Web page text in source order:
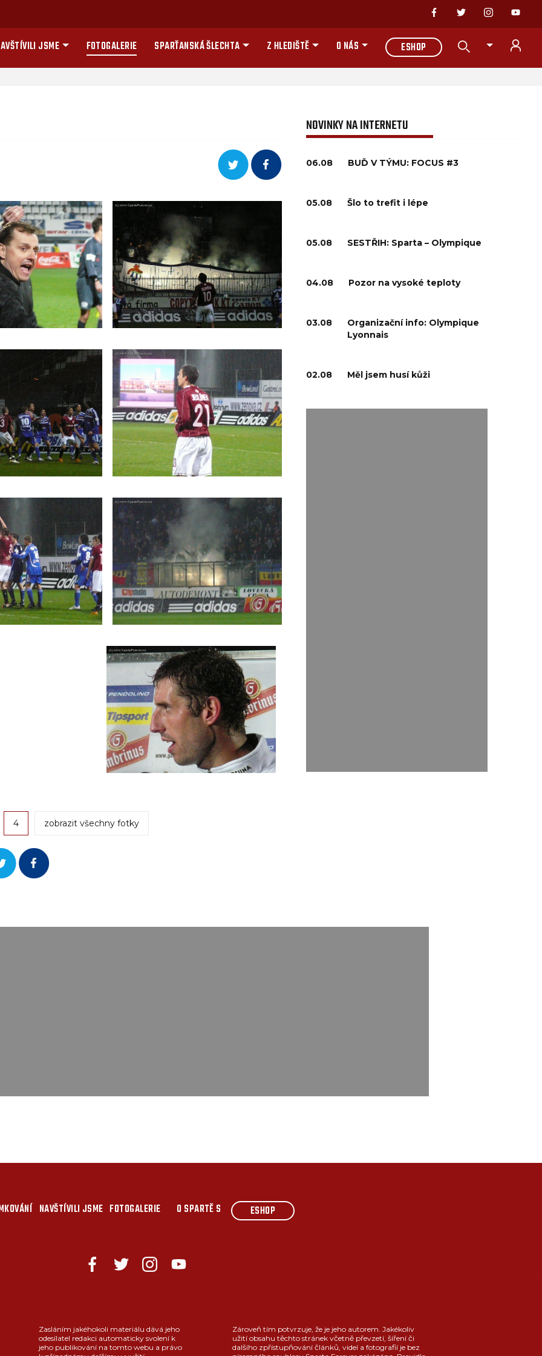
JSME FOTOGALERIE SPARŤANSKÁ ŠLECHTA Z HLEDIŠTĚ O NÁS ESHOP
4 zobrazit všechny fotky
NOVINKY NA INTERNETU
06.08 BUĎ V TÝMU: FOCUS #3
05.08 Šlo to trefit i lépe
05.08 SESTŘIH: Sparta – Olympique
04.08 Pozor na vysoké teploty
03.08
Organizační info: Olympique
Lyonnais
02.08 Měl jsem husí kůži
NAVŠTÍVILI JSME FOTOGALERIE O SPARTĚ S ESHOP
Zasláním jakéhokoli materiálu dává jeho
odesílatel redakci automaticky svolení k
jeho publikování na tomto webu a právo
Zároveň tím potvrzuje, že je jeho autorem. Jakékoliv
užití obsahu těchto stránek včetně převzetí, šíření či
dalšího zpřístupňování článků, videí a fotografií je bez